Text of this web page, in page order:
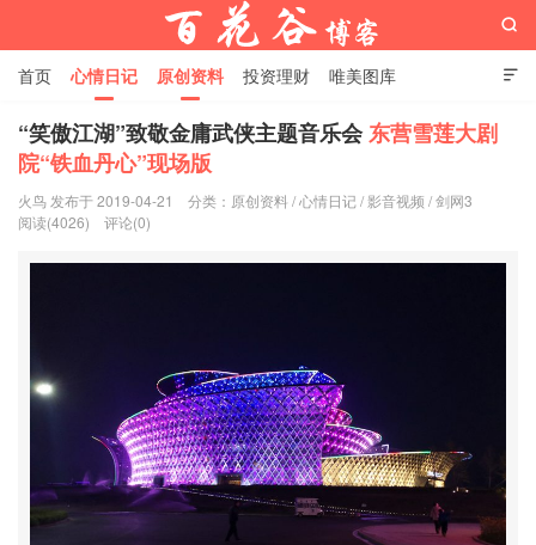
百花谷博客

首页 心情日记 原创资料 投资理财 唯美图库
影音视频 工作照片 Python代码

“笑傲江湖”致敬金庸武侠主题音乐会东营雪莲大剧
院“铁血丹心”现场版
火鸟 发布于 2019-04-21 分类： 原创资料 /心情日记/影音视频 /剑网3
阅读(4026)
评论(0)